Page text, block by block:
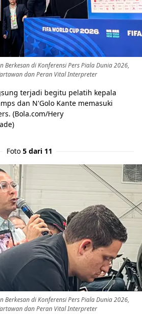
Berkesan di Konferensi Pers Piala Dunia 2026,
dan Peran Vital Interpreter
terjadi begitu pelatih kepala
dan N'Golo Kante memasuki
(Bola.com/Hery
Foto 5 dari 11
Berkesan di Konferensi Pers Piala Dunia 2026,
dan Peran Vital Interpreter